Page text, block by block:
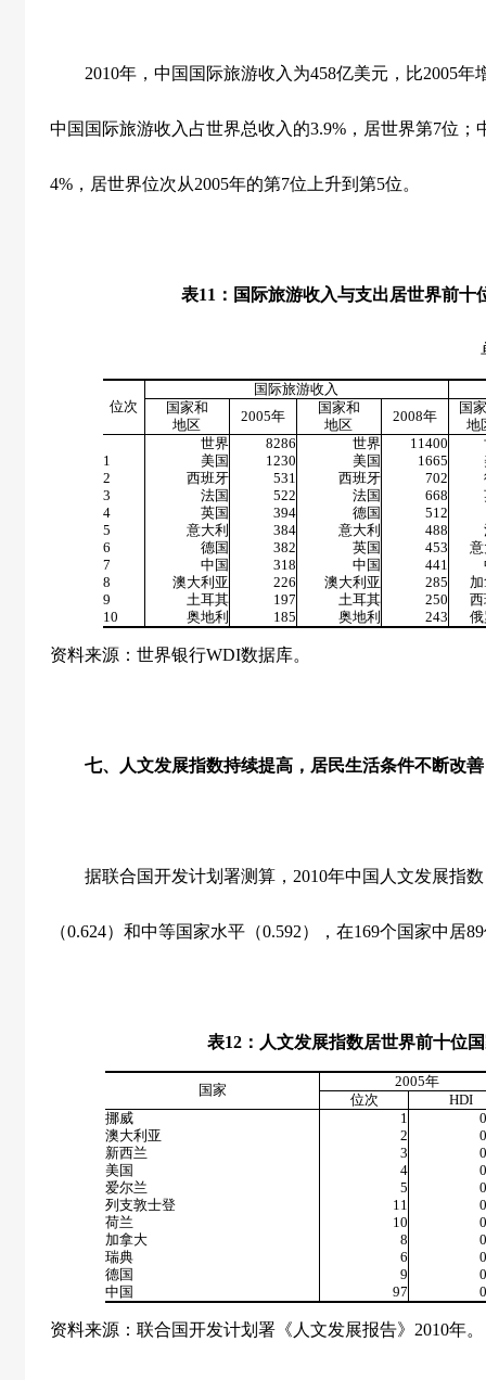
2010年，中国国际旅游收入为458亿美元，比2005年
中国国际旅游收入占世界总收入的3.9% ，居世界第7位；
4% ，居世界位次从2005年的第7位上升到第5位。
表11 ：国际旅游收入与支出居世界前十
单位：亿
位次
国际旅游收入
国家和
地区
2005年
国家和
地区
2008年
国
地
世界
8286 世界 11400
1
美国 1230 美国 1665
2
西班牙 531 西班牙 702
3
法国 522 法国 668
4
英国 394 德国 512
5
意大利 384 意大利 488
6
德国 382 英国 453
7
中国 318 中国 441
8
澳大利亚 226 澳大利亚 285
9
土耳其 197 土耳其 250
10
奥地利 185 奥地利 243
资料来源：世界银行WDI数据库。
七、人文发展指数持续提高，居民生活条件不断改善
据联合国开发计划署测算， 2010年中国人文发展指
（0.624）和中等国家水平（0.592），在169个国家中居89
表12 ：人文发展指数居世界前十位
国家
2005年
位次
HDI
挪威
1
澳大利亚
2
新西兰
3
美国
4
爱尔兰
5
列支敦士登
11
荷兰
10
加拿大
8
瑞典
6
德国
9
中国
97
资料来源：联合国开发计划署《人文发展报告》 2010年。